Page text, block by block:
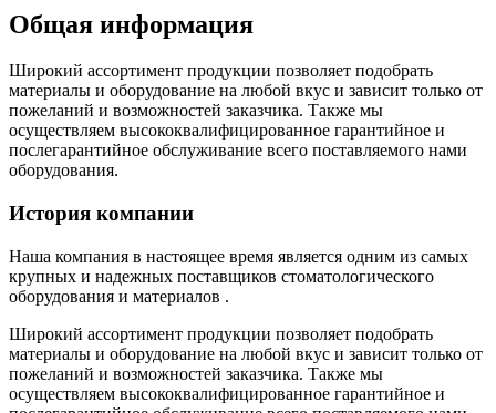
Общая информация
Широкий ассортимент продукции позволяет подобрать
материалы и оборудование на любой вкус и зависит только от
пожеланий и возможностей заказчика. Также мы
осуществляем высококвалифицированное гарантийное и
послегарантийное обслуживание всего поставляемого нами
оборудования.
История компании
Наша компания в настоящее время является одним из самых
крупных и надежных поставщиков стоматологического
оборудования и материалов .
Широкий ассортимент продукции позволяет подобрать
материалы и оборудование на любой вкус и зависит только от
пожеланий и возможностей заказчика. Также мы
осуществляем высококвалифицированное гарантийное и